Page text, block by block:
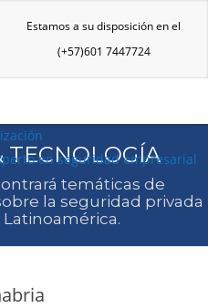
Estamos a su disposición en el
(+57)601 7447724
en seguridad empresarial
TECNOLOGÍA
temáticas de
la seguridad privada